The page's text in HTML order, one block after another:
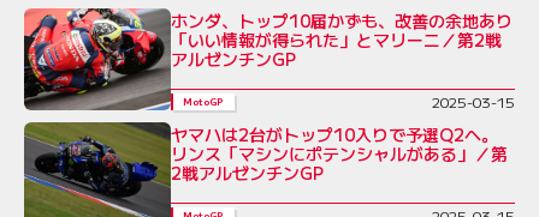
ホンダ、トップ10届かずも、改善の余地あり
「いい情報が得られた」とマリーニ／第2戦
アルゼンチンGP
MotoGP 2025-03-15
ヤマハは2台がトップ10入りで予選Q2へ。
リンス「マシンにポテンシャルがある」／第
2戦アルゼンチンGP